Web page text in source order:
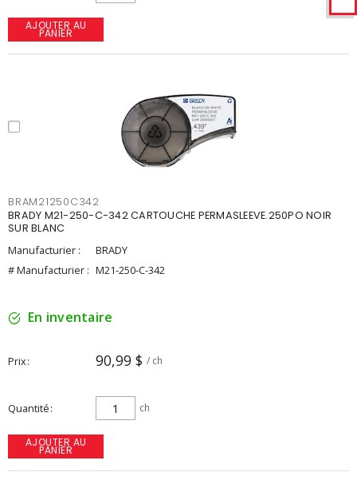
AJOUTER AU
PANIER
BRAM21250C342
BRADY M21-250-C-342 CARTOUCHE PERMASLEEVE.250PO NOIR
SUR BLANC
Manufacturier :
BRADY
# Manufacturier : M21-250-C-342
En inventaire
Prix 90,99 $ / ch
Quantité ch
AJOUTER AU
PANIER